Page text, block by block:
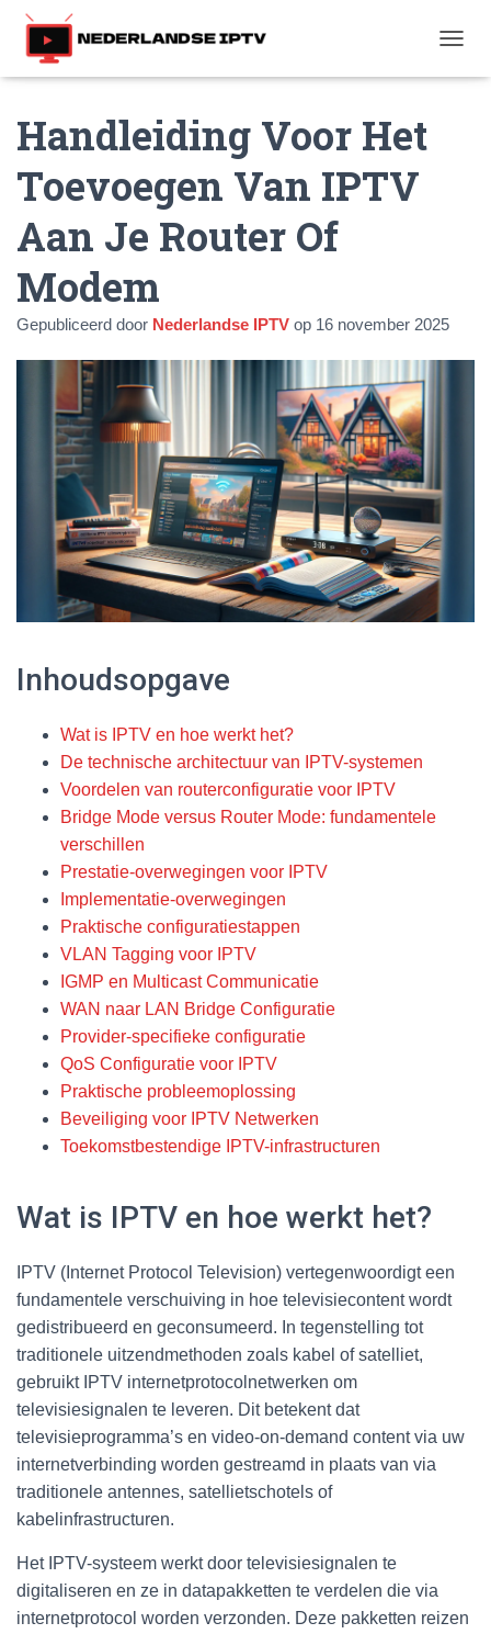
O
Handleiding Voor Het
Toevoegen Van IPTV
Aan Je Router Of
Modem
Gepubliceerd door Nederlandse IPTV op 16 november 2025
Inhoudsopgave
Wat is IPTV en hoe werkt het?
De technische architectuur van IPTV-systemen
Voordelen van routerconfiguratie voor IPTV
Bridge Mode versus Router Mode: fundamentele
verschillen
Prestatie-overwegingen voor IPTV
Implementatie-overwegingen
Praktische configuratiestappen
VLAN Tagging voor IPTV
IGMP en Multicast Communicatie
WAN naar LAN Bridge Configuratie
Provider-specifieke configuratie
QoS Configuratie voor IPTV
Praktische probleemoplossing
Beveiliging voor IPTV Netwerken
Toekomstbestendige IPTV-infrastructuren
Wat is IPTV en hoe werkt het?
IPTV (Internet Protocol Television) vertegenwoordigt een
fundamentele verschuiving in hoe televisiecontent wordt
gedistribueerd en geconsumeerd. In tegenstelling tot
traditionele uitzendmethoden zoals kabel of satelliet,
gebruikt IPTV internetprotocolnetwerken om
televisiesignalen te leveren. Dit betekent dat
televisieprogramma’s en video-on-demand content via uw
internetverbinding worden gestreamd in plaats van via
traditionele antennes, satellietschotels of
kabelinfrastructuren.
Het IPTV-systeem werkt door televisiesignalen te
digitaliseren en ze in datapakketten te verdelen die via
internetprotocol worden verzonden. Deze pakketten reizen